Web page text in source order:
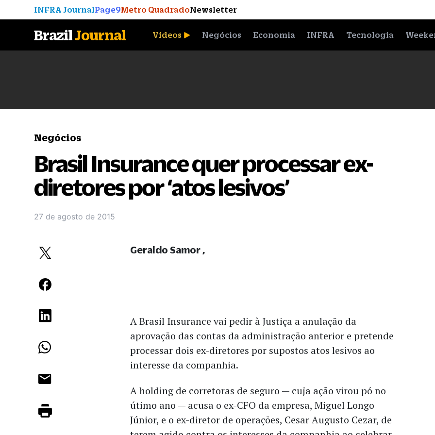
INFRA JournalPage9Metro QuadradoNewsletter
BrazilJournal Vídeos Negócios Economia INFRA Tecnologia
Negócios
Brasil Insurance quer processar ex-
diretores por ‘atos lesivos’
27 de agosto de 2015
A Brasil Insurance vai pedir à Justiça a anulação da
aprovação das contas da administração anterior e pretende
processar dois ex-diretores por supostos atos lesivos ao
interesse da companhia.
A holding de corretoras de seguro — cuja ação virou pó no
útimo ano — acusa o ex-CFO da empresa, Miguel Longo
Júnior, e o ex-diretor de operações, Cesar Augusto Cezar, de
Geraldo Samor